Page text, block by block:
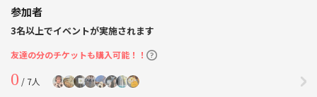
参加者
3名以上でイベントが実施されます
友達の分のチケットも購入可能！！
0 / 7人